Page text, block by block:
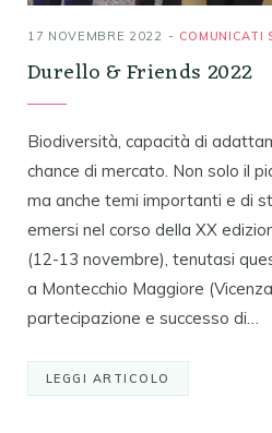
17 NOVEMBRE 2022 COMUNICATI
Durello & Friends 2022
Biodiversità, capacità di
chance di mercato. Non solo il
ma anche temi importanti e di
emersi nel corso della XX
(12-13 novembre), tenutasi
a Montecchio Maggiore
partecipazione e successo di…
LEGGI ARTICOLO